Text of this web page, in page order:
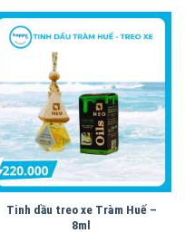
Tinh dầu treo xe Tràm Huế –
8ml